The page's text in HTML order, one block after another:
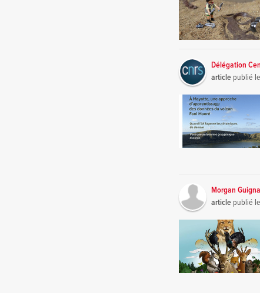
Délégation
article publié
Morgan
article publié